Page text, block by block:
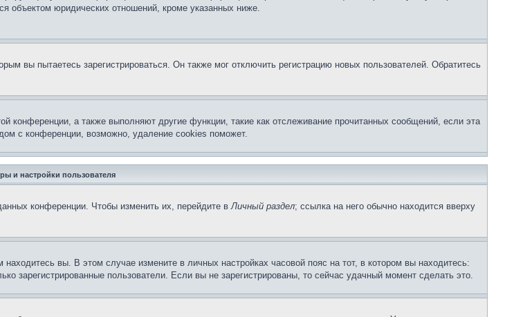
объектом юридических отношений, кроме указанных ниже.
вы пытаетесь зарегистрироваться. Он также мог отключить регистрацию новых пользователей. Обратитесь
конференции, а также выполняют другие функции, такие как отслеживание прочитанных сообщений, если эта
с конференции, возможно, удаление cookies поможет.
и настройки пользователя
конференции. Чтобы изменить их, перейдите вЛичный раздел; ссылка на него обычно находится вверху
вы. В этом случае измените в личных настройках часовой пояс на тот, в котором вы находитесь:
зарегистрированные пользователи. Если вы не зарегистрированы, то сейчас удачный момент сделать это.